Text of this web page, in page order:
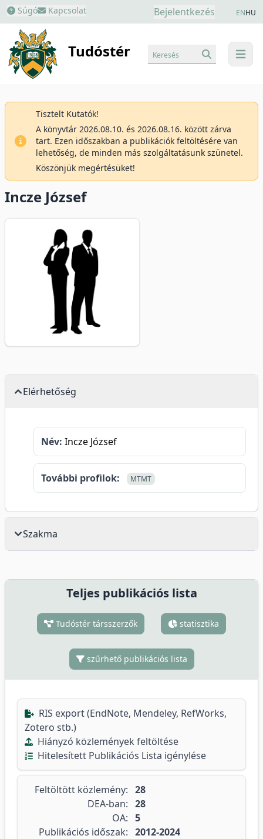
Súgó Kapcsolat Bejelentkezés ENHU
Tudóstér menu
Keresés
Tisztelt Kutatók!
A könyvtár 2026.08.10. és 2026.08.16. között zárva
tart. Ezen időszakban a publikációk feltöltésére van
lehetőség, de minden más szolgáltatásunk szünetel.
Köszönjük megértésüket!
Incze József
Elérhetőség
Név: Incze József
További profilok: MTMT
Szakma
Teljes publikációs lista
Tudóstér társszerzők statisztika
szűrhető publikációs lista
RIS export (EndNote, Mendeley, RefWorks,
Zotero stb.)
Hiányzó közlemények feltöltése
Hitelesített Publikációs Lista igénylése
Feltöltött közlemény: 28
DEA-ban: 28
OA: 5
Publikációs időszak: 2012-2024